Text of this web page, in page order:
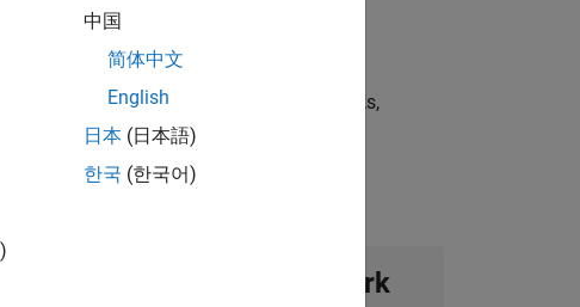
test strategies, scalable test frameworks,
Rejoignez notre Talent Network
中国
简体中文
English
日本 (日本語)
한국 (한국어)